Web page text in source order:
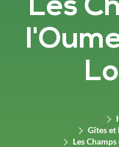
Les
Gîtes et
Les